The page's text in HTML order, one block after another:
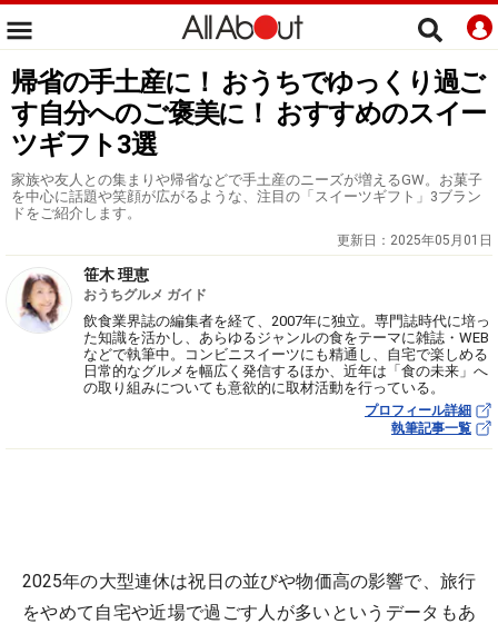
帰省の手土産に！ おうちでゆっくり過ご
す自分へのご褒美に！ おすすめのスイー
ツギフト3選
家族や友人との集まりや帰省などで手土産のニーズが増えるGW。お菓子
を中心に話題や笑顔が広がるような、注目の「スイーツギフト」3ブラン
ドをご紹介します。
更新日： 2025年05月01日
笹木 理恵
おうちグルメ ガイド
飲食業界誌の編集者を経て、2007年に独立。専門誌時代に培っ
た知識を活かし、あらゆるジャンルの食をテーマに雑誌・WEB
などで執筆中。コンビニスイーツにも精通し、自宅で楽しめる
日常的なグルメを幅広く発信するほか、近年は「食の未来」へ
の取り組みについても意欲的に取材活動を行っている。
プロフィール詳細
執筆記事一覧
2025年の大型連休は祝日の並びや物価高の影響で、旅行
をやめて自宅や近場で過ごす人が多いというデータもあ